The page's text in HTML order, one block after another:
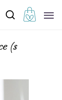
(s